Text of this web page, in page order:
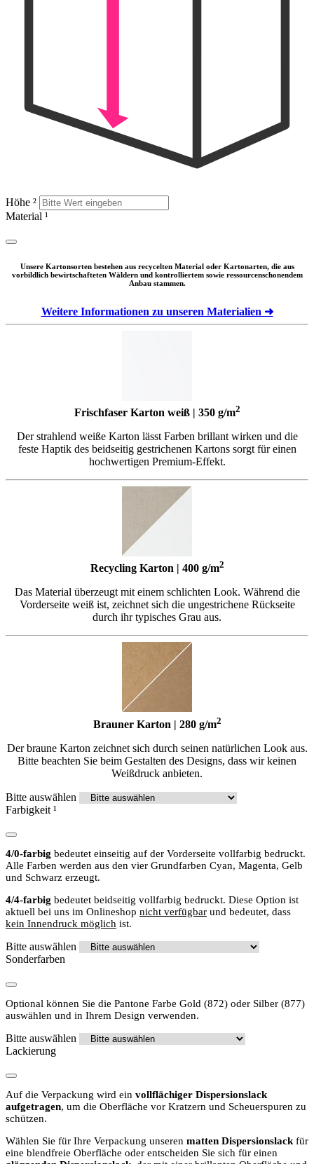
Höhe ²
Material ¹
Unsere Kartonsorten bestehen aus recycelten Material oder Kartonarten, die aus
vorbildlich bewirtschafteten Wäldern und kontrolliertem sowie ressourcenschonendem
Anbau stammen.
Weitere Informationen zu unseren Materialien ➜
Frischfaser Karton weiß | 350 g/m2
Der strahlend weiße Karton lässt Farben brillant wirken und die
feste Haptik des beidseitig gestrichenen Kartons sorgt für einen
hochwertigen Premium-Effekt.
Recycling Karton | 400 g/m2
Das Material überzeugt mit einem schlichten Look. Während die
Vorderseite weiß ist, zeichnet sich die ungestrichene Rückseite
durch ihr typisches Grau aus.
Brauner Karton | 280 g/m2
Der braune Karton zeichnet sich durch seinen natürlichen Look aus.
Bitte beachten Sie beim Gestalten des Designs, dass wir keinen
Weißdruck anbieten.
Bitte auswählen
Farbigkeit ¹
4/0-farbig bedeutet einseitig auf der Vorderseite vollfarbig bedruckt.
Alle Farben werden aus den vier Grundfarben Cyan, Magenta, Gelb
und Schwarz erzeugt.
4/4-farbig bedeutet beidseitig vollfarbig bedruckt. Diese Option ist
aktuell bei uns im Onlineshop nicht verfügbar und bedeutet, dass
kein Innendruck möglich ist.
Bitte auswählen
Sonderfarben
Optional können Sie die Pantone Farbe Gold (872) oder Silber (877)
auswählen und in Ihrem Design verwenden.
Bitte auswählen
Lackierung
Auf die Verpackung wird ein vollflächiger Dispersionslack
aufgetragen, um die Oberfläche vor Kratzern und Scheuerspuren zu
schützen.
Wählen Sie für Ihre Verpackung unseren matten Dispersionslackfür
eine blendfreie Oberfläche oder entscheiden Sie sich für einen